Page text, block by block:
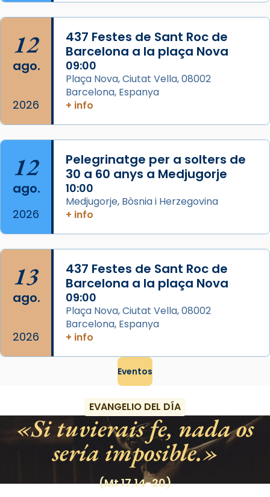
Acompanyant la història de sant Cugat, a
partir de l’Edat Mitjana sorgeix la tradició
que les santes Juliana (“relatiu a Júlia”) i
Semproniana (“relatiu a Semprònia =
eterna”) són deixebles seves. I l’any 1667, el
frare Joan Gaspar Roig, afirma en una obra
que les santes són filles de l’antiga Iluro.
Mataró en reivindicarà les relíq
Foto
View on Facebook ·
12
ago.
2026
437 Festes de Sant Roc de
Barcelona a la plaça Nova
09:00
Plaça Nova, Ciutat Vella, 08002
Barcelona, Espanya
+ info
12
ago.
2026
Pelegrinatge per a solters de
30 a 60 anys a Medjugorje
10:00
Medjugorje, Bòsnia i Herzegovina
+ info
13
ago.
2026
437 Festes de Sant Roc de
Barcelona a la plaça Nova
09:00
Plaça Nova, Ciutat Vella, 08002
Barcelona, Espanya
+ info
Eventos
EVANGELIO DEL DÍA
Si tuvierais fe, nada os
sería imposible.
(Mt 17,14-20)